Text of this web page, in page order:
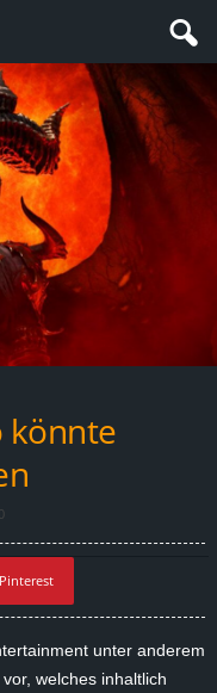
könnte
0
Pinterest
unter anderem
vor, welches inhaltlich